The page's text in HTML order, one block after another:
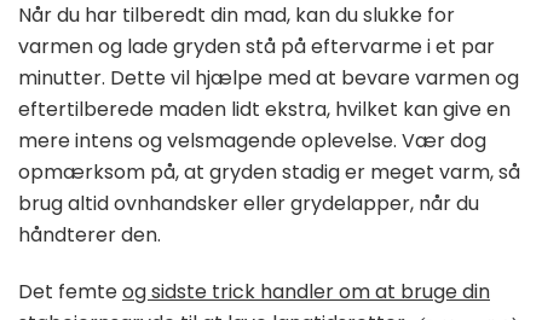
Når du har tilberedt din mad, kan du slukke for
varmen og lade gryden stå på eftervarme i et par
minutter. Dette vil hjælpe med at bevare varmen og
eftertilberede maden lidt ekstra, hvilket kan give en
mere intens og velsmagende oplevelse. Vær dog
opmærksom på, at gryden stadig er meget varm, så
brug altid ovnhandsker eller grydelapper, når du
håndterer den.
Det femteog sidste trick handler om at bruge din